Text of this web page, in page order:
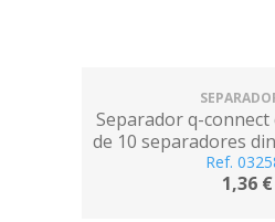
Separador q-
de 10 separadores
Ref.
1,36 €